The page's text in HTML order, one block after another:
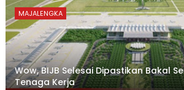
MAJALENGKA
Wow, BIJB Selesai Dipastikan Bakal
Tenaga Kerja